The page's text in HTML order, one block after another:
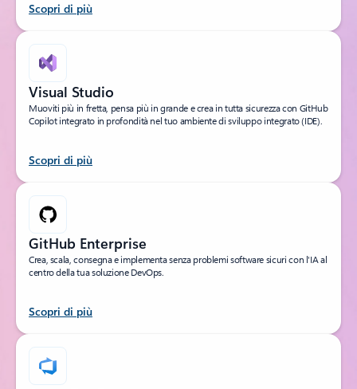
Scopri di più
Visual Studio
Muoviti più in fretta, pensa più in grande e crea in tutta sicurezza con GitHub
Copilot integrato in profondità nel tuo ambiente di sviluppo integrato (IDE).
Scopri di più
GitHub Enterprise
Crea, scala, consegna e implementa senza problemi software sicuri con l'IA al
centro della tua soluzione DevOps.
Scopri di più